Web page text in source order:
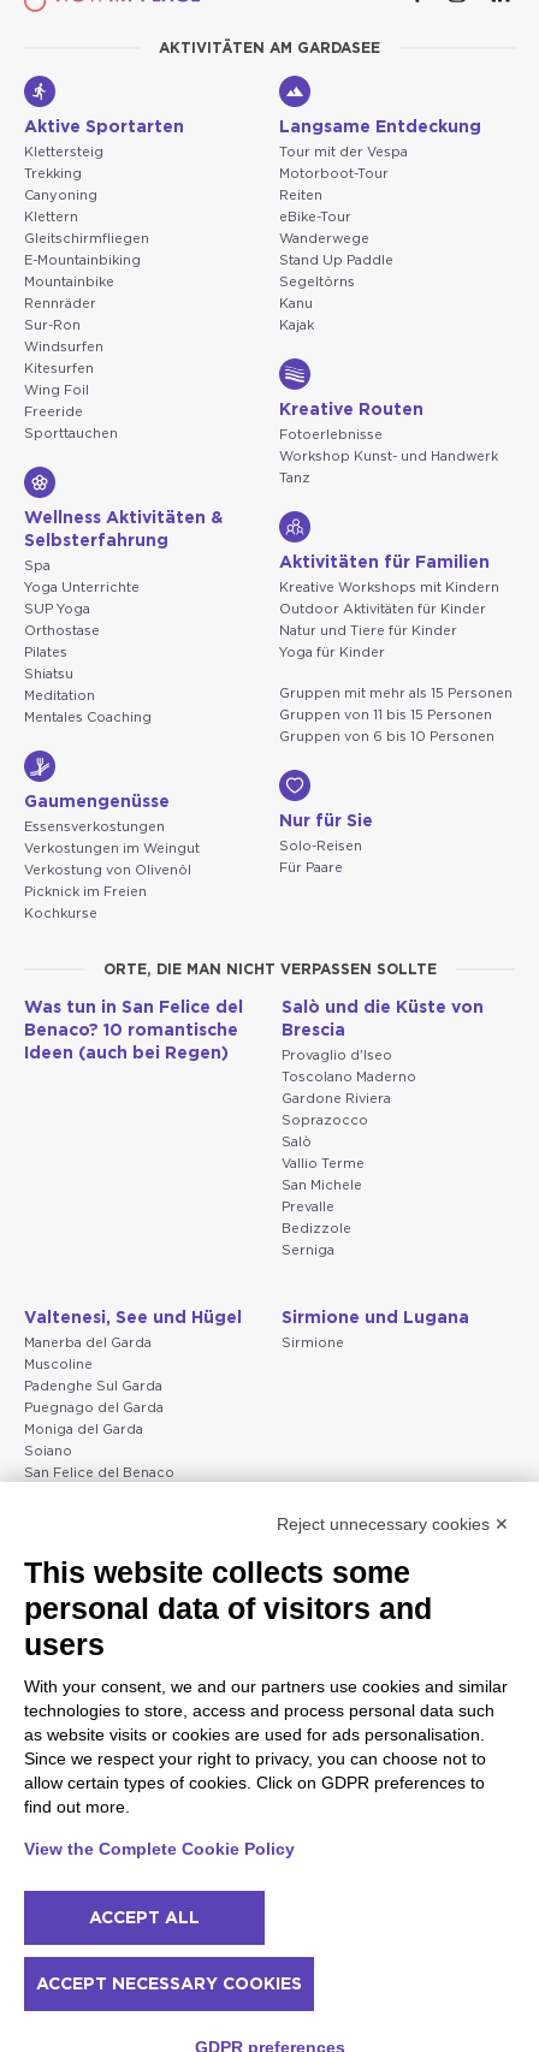
AKTIVITÄTEN AM GARDASEE
Aktive Sportarten
Klettersteig
Trekking
Canyoning
Klettern
Gleitschirmfliegen
E-Mountainbiking
Mountainbike
Rennräder
Sur-Ron
Windsurfen
Kitesurfen
Wing Foil
Freeride
Sporttauchen
Wellness Aktivitäten &
Selbsterfahrung
Spa
Yoga Unterrichte
SUP Yoga
Orthostase
Pilates
Shiatsu
Meditation
Mentales Coaching
Gaumengenüsse
Essensverkostungen
Verkostungen im Weingut
Verkostung von Olivenöl
Picknick im Freien
Kochkurse
Langsame Entdeckung
Tour mit der Vespa
Motorboot-Tour
Reiten
eBike-Tour
Wanderwege
Stand Up Paddle
Segeltörns
Kanu
Kajak
Kreative Routen
Fotoerlebnisse
Workshop Kunst- und Handwerk
Tanz
Aktivitäten für Familien
Kreative Workshops mit Kindern
Outdoor Aktivitäten für Kinder
Natur und Tiere für Kinder
Yoga für Kinder
Gruppen mit mehr als 15 Personen
Gruppen von 11 bis 15 Personen
Gruppen von 6 bis 10 Personen
Nur für Sie
Solo-Reisen
Für Paare
ORTE, DIE MAN NICHT VERPASSEN SOLLTE
Was tun in San Felice del
Benaco? 10 romantische
Ideen (auch bei Regen)
Salò und die Küste von
Brescia
Provaglio d'Iseo
Toscolano Maderno
Gardone Riviera
Soprazocco
Salò
Vallio Terme
San Michele
Prevalle
Bedizzole
Serniga
Valtenesi, See und Hügel
Manerba del Garda
Muscoline
Padenghe Sul Garda
Puegnago del Garda
Moniga del Garda
Soiano
San Felice del Benaco
Sirmione und Lugana
Sirmione
Peschiera und die Küste
des Veneto
Lazise
Peschiera del Garda
Verona
Valeggio sul Mincio
San Giorgio di Valpolicella
Garda
Negrar di Valpolicella
Pedemonte
Ponti sul Mincio
Gargnano und Oberer
Gardasee
Gargnano
Tiarno di Sopra
Campione
Nago-Torbole
Torbole
Bleggio superiore
© 2022 NowMyPlace Srl P. Iva 02991060340
Kontakte
Reject unnecessary cookies ✕
This website collects some
personal data of visitors and
users
With your consent, we and our partners use cookies and similar
technologies to store, access and process personal data such
as website visits or cookies are used for ads personalisation.
Since we respect your right to privacy, you can choose not to
allow certain types of cookies. Click on GDPR preferences to
find out more.
View the Complete Cookie Policy
ACCEPT ALL
ACCEPT NECESSARY COOKIES
GDPR preferences